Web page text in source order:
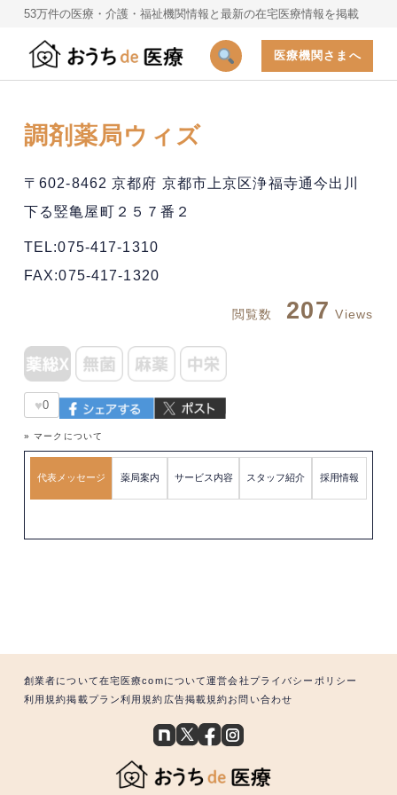
53万件の医療・介護・福祉機関情報と最新の在宅医療情報を掲載
医療機関さまへ
調剤薬局ウィズ
〒602-8462 京都府 京都市上京区浄福寺通今出川
下る竪亀屋町２５７番２
TEL:075-417-1310
FAX:075-417-1320
閲覧数 207 Views
♥0
» マークについて
代表メッセージ 薬局案内 サービス内容 スタッフ紹介 採用情報
創業者について在宅医療comについて運営会社 プライバシーポリシー
利用規約掲載プラン利用規約 広告掲載規約お問い合わせ